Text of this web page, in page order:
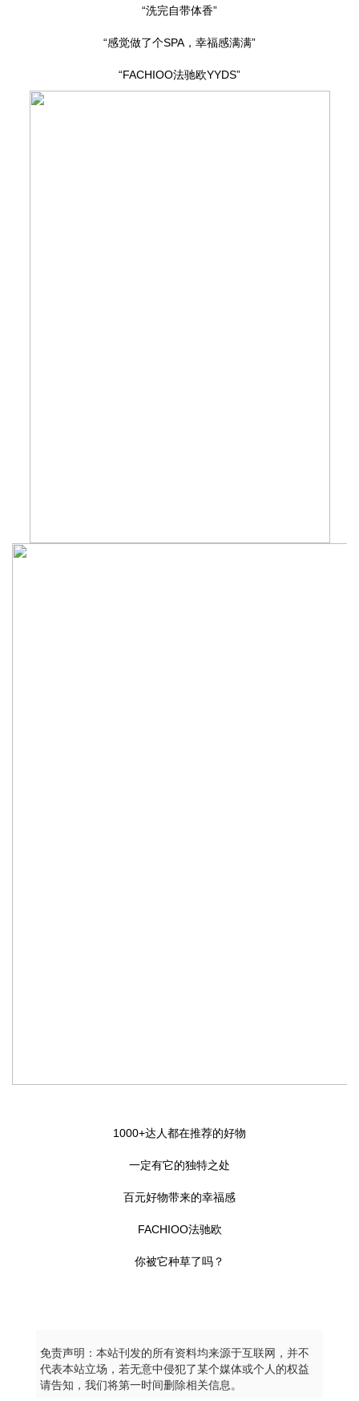
“洗完自带体香”
“感觉做了个SPA，幸福感满满”
“FACHIOO法驰欧YYDS”
1000+达人都在推荐的好物
一定有它的独特之处
百元好物带来的幸福感
FACHIOO法驰欧
你被它种草了吗？
免责声明：本站刊发的所有资料均来源于互联网，并不
代表本站立场，若无意中侵犯了某个媒体或个人的权益
请告知，我们将第一时间删除相关信息。